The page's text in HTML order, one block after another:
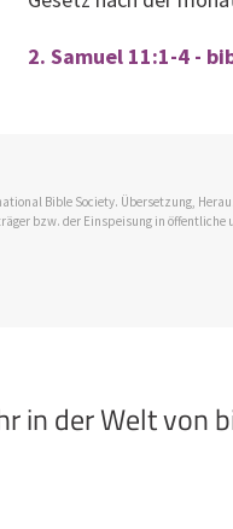
2. Samuel 11:1-4 -
Bible Society. Übersetzung,
bzw. der Einspeisung in
in der Welt von